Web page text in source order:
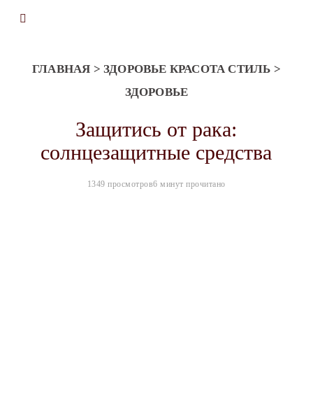
ГЛАВНАЯ >ЗДОРОВЬЕ КРАСОТА СТИЛЬ >
ЗДОРОВЬЕ
Защитись от рака:
солнцезащитные средства
1349 просмотров6 минут прочитано